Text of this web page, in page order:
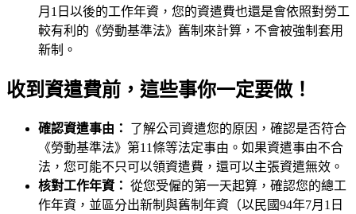
月1日以後的工作年資，您的資遣費也還是會依照對勞工
較有利的《勞動基準法》舊制來計算，不會被強制套用
新制。
收到資遣費前，這些事你一定要做！
確認資遣事由：
了解公司資遣您的原因，確認是否符合
《勞動基準法》第11條等法定事由。如果資遣事由不合
法，您可能不只可以領資遣費，還可以主張資遣無效。
核對工作年資： 從您受僱的第一天起算，確認您的總工
作年資，並區分出新制與舊制年資（以民國94年7月1日